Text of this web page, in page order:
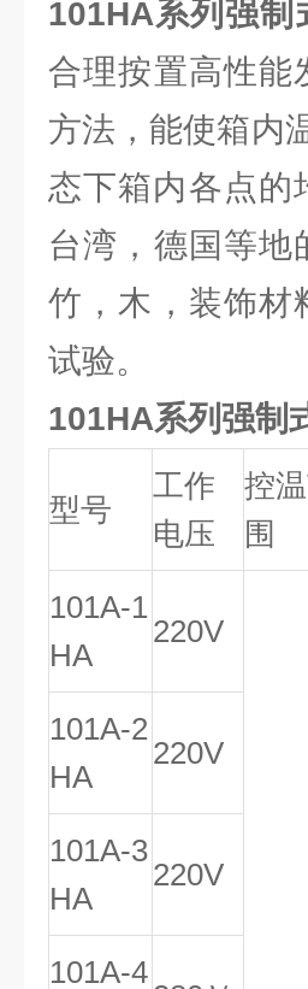
101HA系列强
合理按置高性能
方法，能使箱内
态下箱内各点
台湾，德国等地
竹，木，装饰材
试验。
101HA系列强制
型号
工作
电压
控
围
101A-1
HA
220V
101A-2
HA
220V
101A-3
HA
220V
101A-4